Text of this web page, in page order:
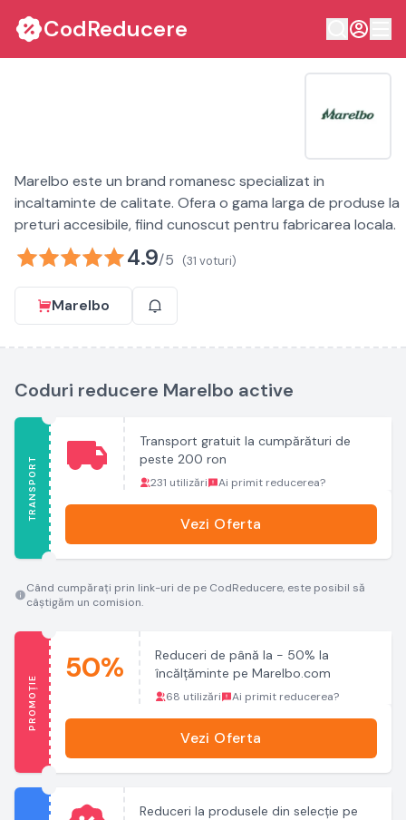
CodReducere
Marelbo este un brand romanesc specializat in
incaltaminte de calitate. Ofera o gama larga de produse la
preturi accesibile, fiind cunoscut pentru fabricarea locala.
4.9/5 (31 voturi)
Marelbo
Coduri reducere Marelbo active
TRANSPORT
Transport gratuit la cumpărături de
peste 200 ron
231 utilizări Ai primit reducerea?
Vezi Oferta
Când cumpărați prin link-uri de pe CodReducere, este posibil să
câștigăm un comision.
PROMOȚIE
50%
Reduceri de până la - 50% la
încălțăminte pe Marelbo.com
68 utilizări Ai primit reducerea?
Vezi Oferta
Reduceri la produsele din selecție pe